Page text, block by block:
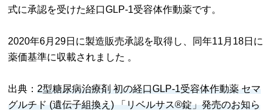
式に承認を受けた経口GLP-1受容体作動薬です。
​2020年6月29日に製造販売承認を取得し、同年11月18日に
薬価基準に収載されました 。​
出典：2型糖尿病治療剤 初の経口GLP-1受容体作動薬 セマ
グルチド (遺伝子組換え) 「リベルサス®錠」発売のお知ら